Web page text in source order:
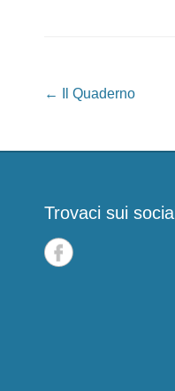
Navigazione articoli
← Il Quaderno
Trovaci sui social